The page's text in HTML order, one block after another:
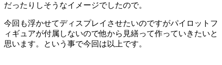
だったりしそうなイメージでしたので。
今回も浮かせてディスプレイさせたいのですがパイロットフ
ィギュアが付属しないので他から見繕って作っていきたいと
思います。という事で今回は以上です。